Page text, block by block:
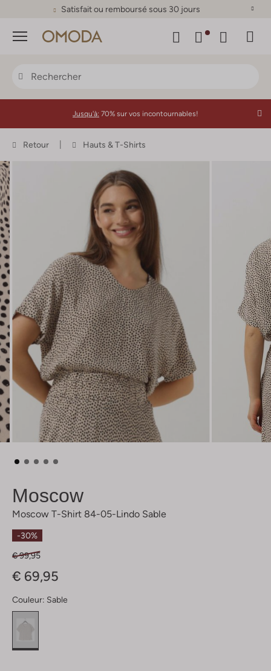
Satisfait ou remboursé sous 30 jours
Menu
Jusqu'à: 70% sur vos incontournables!
Retour Hauts & T-Shirts
Moscow
Moscow T-Shirt 84-05-Lindo Sable
-30%
€ 99,95
€ 69,95
Couleur: Sable